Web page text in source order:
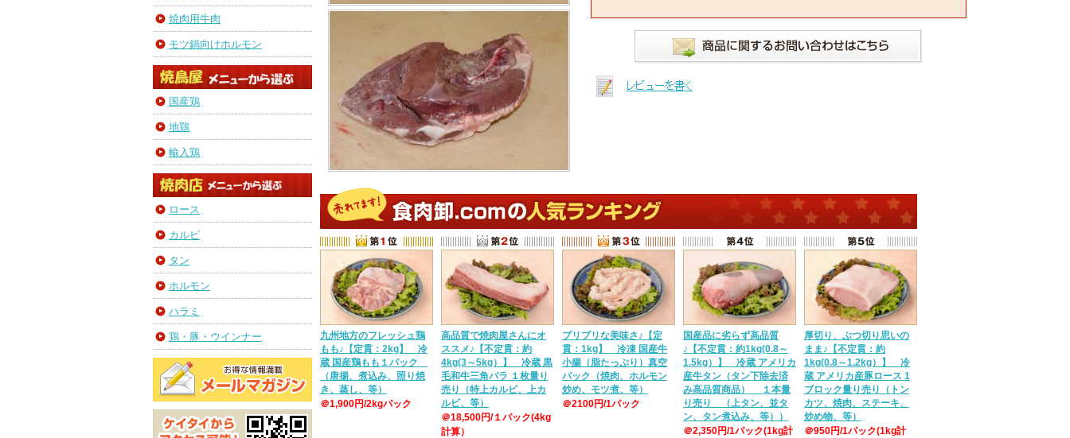
焼肉用牛肉
モツ鍋向けホルモン
国産鶏
地鶏
輸入鶏
ロース
カルビ
タン
ホルモン
ハラミ
鶏・豚・ウインナー
九州地方のフレッシュ鶏
もも♪【定貫：2kg】 冷
蔵 国産鶏もも１パック
（唐揚、煮込み、照り焼
き、蒸し、等）
＠1,900円/2kgパック
高品質で焼肉屋さんにオ
ススメ♪【不定貫：約
4kg(3～5kg）】 冷蔵 黒
毛和牛三角バラ １枚量り
売り（特上カルビ、上カ
ルビ、等）
＠18,500円/１パック(4kg
計算）
プリプリな美味さ♪【定
貫：1kg】 冷凍 国産牛
小腸（脂たっぷり）真空
パック（焼肉、ホルモン
炒め、モツ煮、等）
＠2100円/1パック
国産品に劣らず高品質
♪【不定貫：約1kg(0.8～
1.5kg）】 冷蔵 アメリカ
産牛タン（タン下除去済
み高品質商品） １本量
り売り （上タン、並タ
ン、タン煮込み、等））
＠2,350円/1パック(1kg計
厚切り、ぶつ切り思いの
まま♪【不定貫：約
1kg(0.8～1.2kg）】 冷
蔵 アメリカ産豚ロース 1
ブロック量り売り（トン
カツ、焼肉、ステーキ、
炒め物、等）
＠950円/1パック(1kg計